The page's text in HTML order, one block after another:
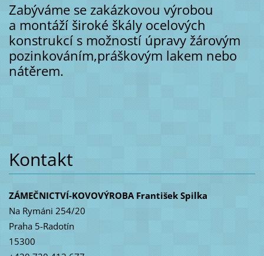
Zabýváme se zakázkovou výrobou
a montáží široké škály ocelových
konstrukcí s možností úpravy žárovým
pozinkováním,práškovým lakem nebo
nátěrem.
Kontakt
ZÁMEČNICTVÍ-KOVOVÝROBA František Spilka
Na Rymáni 254/20
Praha 5-Radotín
15300